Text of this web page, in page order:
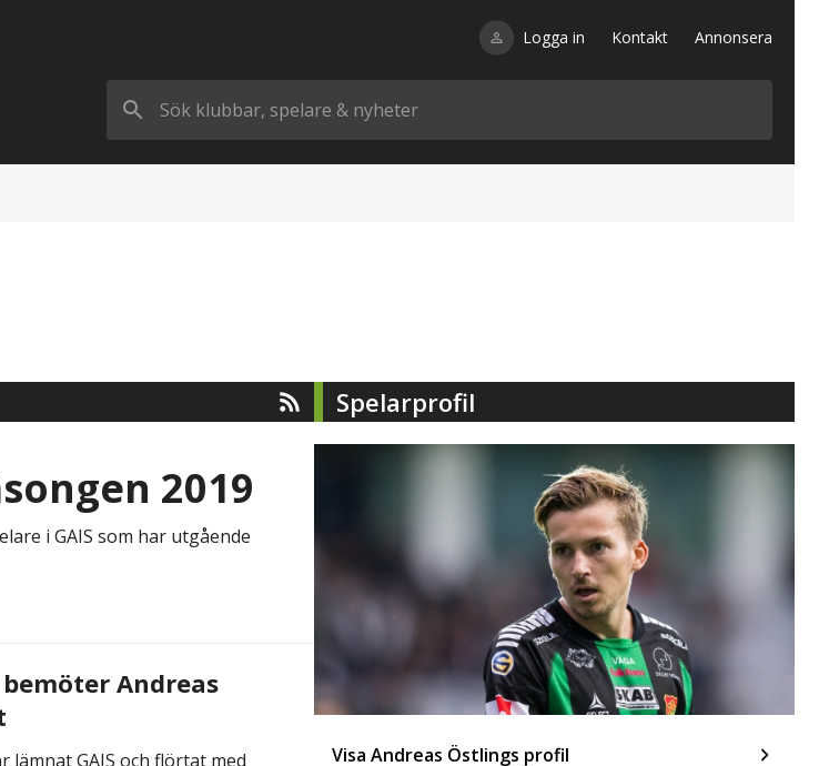
Logga in Kontakt Annonsera
2019
i GAIS som har utgående
Andreas
lämnat GAIS och flörtat med
Spelarprofil
Visa Andreas Östlings profil